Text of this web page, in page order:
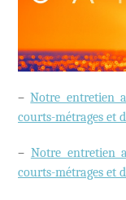
–Notre entretien
courts-métrages et
– Notre entretien
courts-métrages et